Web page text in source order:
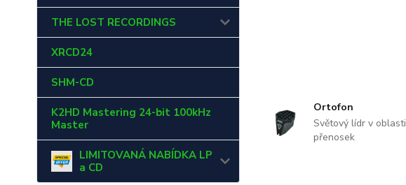
THE LOST RECORDINGS
XRCD24
SHM-CD
K2HD Mastering 24-bit 100kHz
Master
LIMITOVANÁ NABÍDKA LP
a CD
Ortofon
Světový lídr v oblasti
přenosek